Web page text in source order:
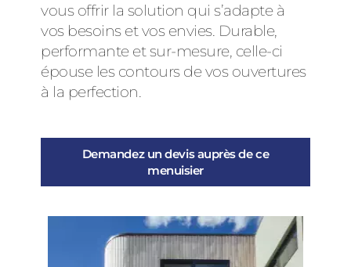
vous offrir la solution qui s’adapte à
vos besoins et vos envies. Durable,
performante et sur-mesure, celle-ci
épouse les contours de vos ouvertures
à la perfection.
Demandez un devis auprès de ce
menuisier